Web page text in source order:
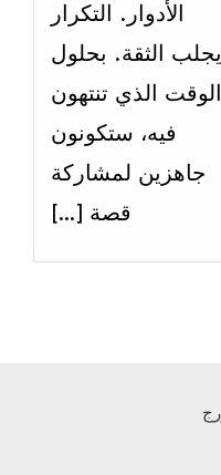
الأدوار. التكرار
يجلب الثقة. بحلول
الوقت الذي تنتهون
فيه، ستكونون
جاهزين لمشاركة
قصة […]